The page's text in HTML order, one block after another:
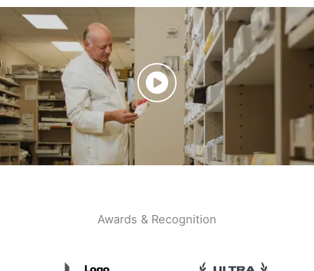
Awards & Recognition